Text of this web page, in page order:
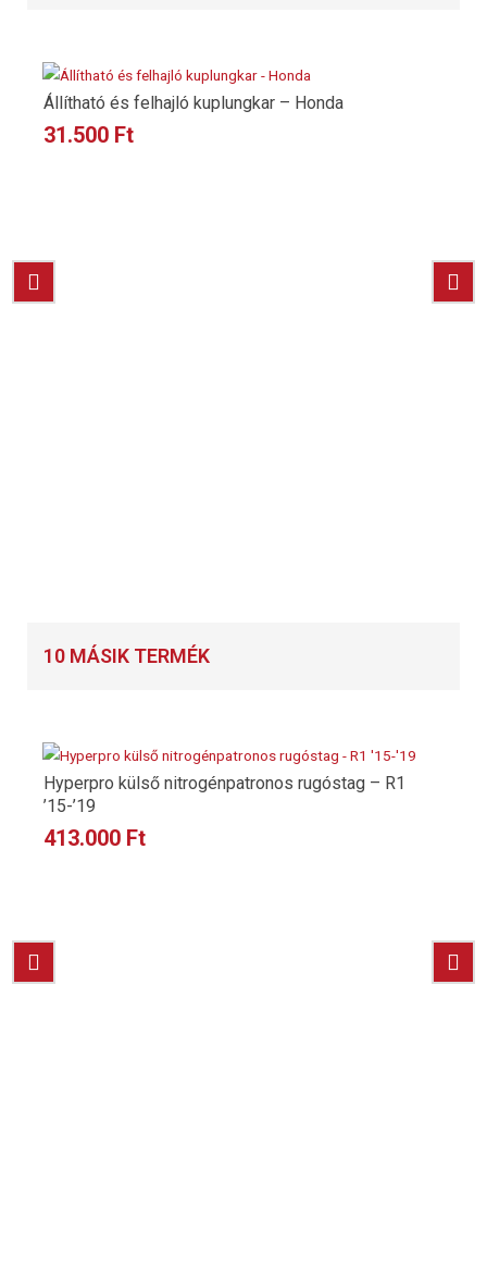
Állítható és felhajló kuplungkar – Honda
31.500 Ft
10 MÁSIK TERMÉK
Hyperpro külső nitrogénpatronos rugóstag – R1
’15-’19
413.000 Ft